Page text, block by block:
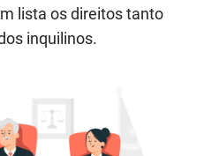
lista os direitos tanto
inquilinos.